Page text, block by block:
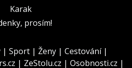
Karak
prosím!
| Sport | Ženy | Cestování|
| ZeStolu.cz | Osobnosti.cz |